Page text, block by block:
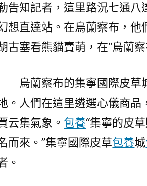
告知記者，這里路況七通
想直達站。在烏蘭察布，
古塞看熊貓賣萌，在“烏蘭
烏蘭察布的集寧國際皮
。人們在這里遴選心儀商
云集氣象。 包養“集寧的皮
而來。”集寧國際皮草包養城
。